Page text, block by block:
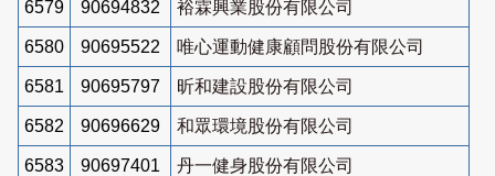
6579 90694832 裕霖興業股份有限公司
6580 90695522 唯心運動健康顧問股份有限公司
6581 90695797 昕和建設股份有限公司
6582 90696629 和眾環境股份有限公司
6583 90697401 丹一健身股份有限公司